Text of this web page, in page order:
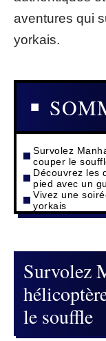
aventures qui
yorkais.
Survolez
couper le
Découvrez les
pied avec un
Vivez une
yorkais
Survolez
le souffle